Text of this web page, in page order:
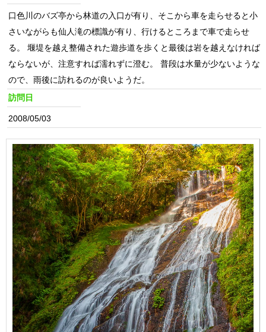
口色川のバズ亭から林道の入口が有り、そこから車を走らせると小
さいながらも仙人滝の標識が有り、行けるところまで車で走らせ
る。 堰堤を越え整備された遊歩道を歩くと最後は岩を越えなければ
ならないが、注意すれば濡れずに澄む。 普段は水量が少ないような
ので、雨後に訪れるのが良いようだ。
訪問日
2008/05/03